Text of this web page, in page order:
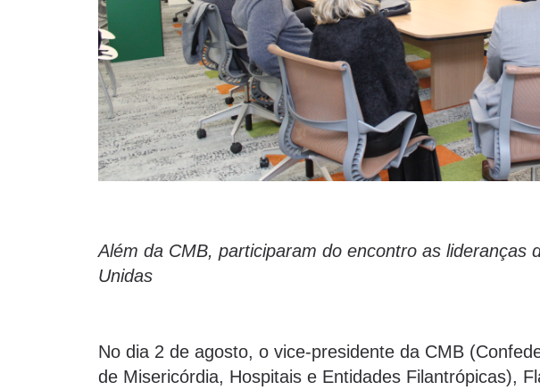
Além da CMB, participaram do encontro as lideranças
Unidas
No dia 2 de agosto, o vice-presidente da CMB
de Misericórdia, Hospitais e Entidades Filantrópicas),